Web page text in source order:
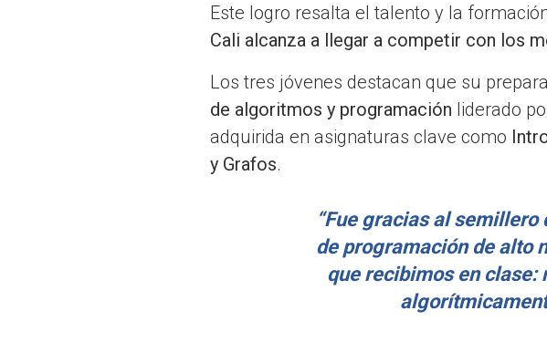
Este logro resalta el talento y la
Cali alcanza a llegar a competir con los
Los tres jóvenes destacan que su
de algoritmos y programación liderado
adquirida en asignaturas clave como
y Grafos.
“Fue gracias al
de programación de alto
que recibimos en clase: